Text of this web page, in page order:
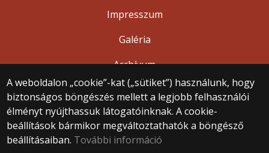
A weboldalon „cookie”-kat („sütiket”) használunk, hogy
biztonságos böngészés mellett a legjobb felhasználói
élményt nyújthassuk látogatóinknak. A cookie-
beállítások bármikor megváltoztathatók a böngésző
beállításaiban. További információ
Impresszum
Galéria
Archívum
© 2025 Eötvös Loránd Tudományegyetem
Minden jog fenntartva.
1053 Budapest, Egyetem tér 1–3.
Központi telefonszám: +36 1 411 6500